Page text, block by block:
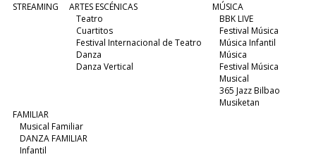
STREAMING
ARTES ESCÉNICAS
Teatro
Cuartitos
Festival Internacional de Teatro
Danza
Danza Vertical
MÚSICA
BBK LIVE
Festival Música
Música Infantil
Música
Festival Música
Musical
365 Jazz Bilbao
Musiketan
FAMILIAR
Musical Familiar
DANZA FAMILIAR
Infantil